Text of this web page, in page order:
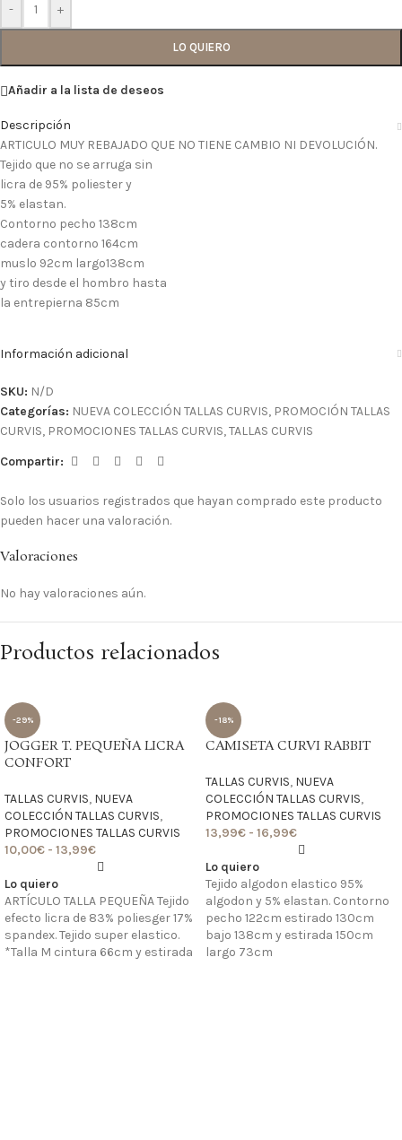
- +
LO QUIERO
Añadir a la lista de deseos
Descripción
ARTICULO MUY REBAJADO QUE NO TIENE CAMBIO NI DEVOLUCIÓN.
Tejido que no se arruga sin
licra de 95% poliester y
5% elastan.
Contorno pecho 138cm
cadera contorno 164cm
muslo 92cm largo138cm
y tiro desde el hombro hasta
la entrepierna 85cm
Información adicional
SKU: N/D
Categorías: NUEVA COLECCIÓN TALLAS CURVIS, PROMOCIÓN TALLAS
CURVIS, PROMOCIONES TALLAS CURVIS,TALLAS CURVIS
Compartir:
Valoraciones
No hay valoraciones aún.
Solo los usuarios registrados que hayan comprado este producto
pueden hacer una valoración.
Productos relacionados
-29%
JOGGER T. PEQUEÑA LICRA
CONFORT
TALLAS CURVIS, NUEVA
COLECCIÓN TALLAS CURVIS,
PROMOCIONES TALLAS CURVIS
10,00€ - 13,99€
Lo quiero
ARTÍCULO TALLA PEQUEÑA Tejido
efecto licra de 83% poliesger 17%
spandex. Tejido super elastico.
*Talla M cintura 66cm y estirada
-18%
CAMISETA CURVI RABBIT
TALLAS CURVIS, NUEVA
COLECCIÓN TALLAS CURVIS,
PROMOCIONES TALLAS CURVIS
13,99€ - 16,99€
Lo quiero
Tejido algodon elastico 95%
algodon y 5% elastan. Contorno
pecho 122cm estirado 130cm
bajo 138cm y estirada 150cm
largo 73cm